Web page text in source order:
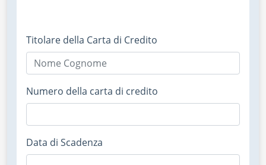
Titolare della Carta di Credito
Numero della carta di credito
Data di Scadenza